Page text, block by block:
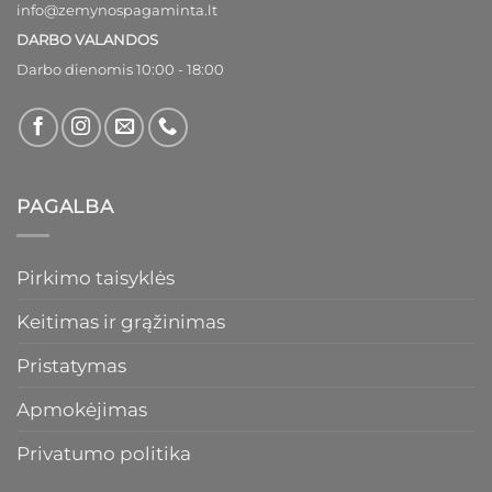
info@zemynospagaminta.lt
DARBO VALANDOS
Darbo dienomis 10:00 - 18:00
PAGALBA
Pirkimo taisyklės
Keitimas ir grąžinimas
Pristatymas
Apmokėjimas
Privatumo politika